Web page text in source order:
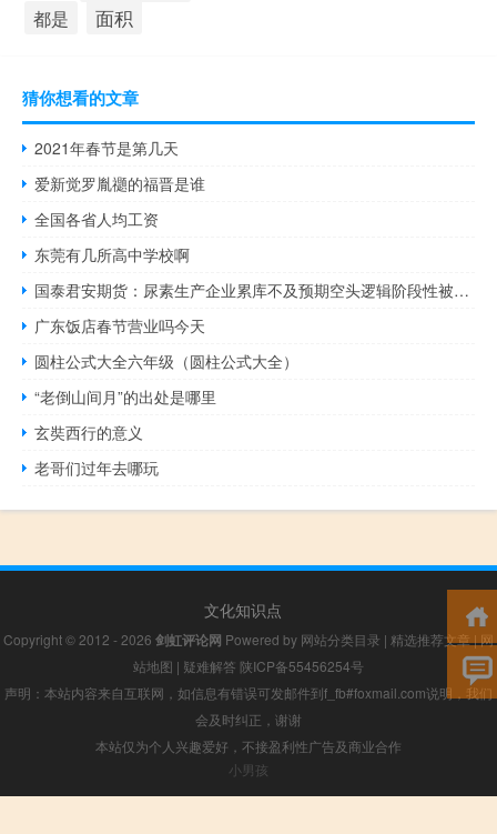
都是 面积
猜你想看的文章
2021年春节是第几天
爱新觉罗胤禵的福晋是谁
全国各省人均工资
东莞有几所高中学校啊
国泰君安期货：尿素生产企业累库不及预期空头逻辑阶段性被证伪
广东饭店春节营业吗今天
圆柱公式大全六年级（圆柱公式大全）
“老倒山间月”的出处是哪里
玄奘西行的意义
老哥们过年去哪玩
文化知识点
Copyright © 2012 - 2026 剑虹评论网 Powered by 网站分类目录 | 精选推荐文章|网
站地图 | 疑难解答 陕ICP备55456254号
声明：本站内容来自互联网，如信息有错误可发邮件到f_fb#foxmail.com说明，我们
会及时纠正，谢谢
本站仅为个人兴趣爱好，不接盈利性广告及商业合作
小男孩